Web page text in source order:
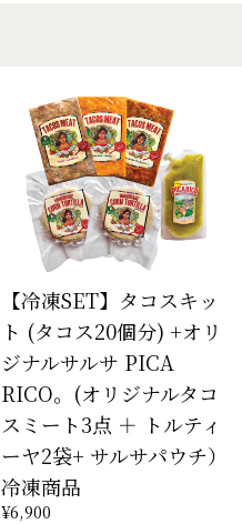
【冷凍SET】タコスキッ
ト (タコス20個分) +オリ
ジナルサルサ PICA
RICO。(オリジナルタコ
スミート3点 ＋ トルティ
ーヤ2袋+ サルサパウチ）
冷凍商品
¥6,900